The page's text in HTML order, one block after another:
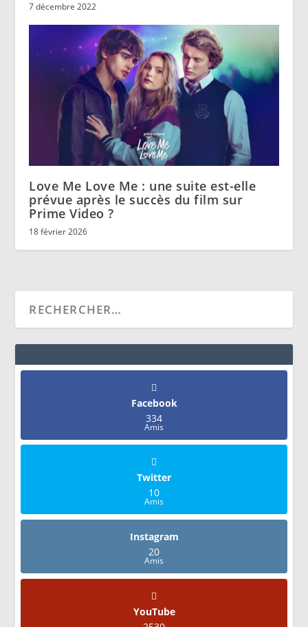
7 décembre 2022
Love Me Love Me : une suite est-elle
prévue après le succès du film sur
Prime Video ?
18 février 2026
Facebook
334
Amis
Twitter
10
Amis
Instagram
20
Amis
YouTube